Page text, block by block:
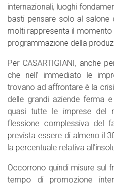
internazionali, luoghi
basti pensare solo al salone
molti rappresenta il
programmazione della
Per CASARTIGIANI, anche
che nell’ immediato le
trovano ad affrontare è la
delle grandi aziende ferma
quasi tutte le imprese del
flessione complessiva del
prevista essere di almeno il
la percentuale relativa
Occorrono quindi misure sul
tempo di promozione